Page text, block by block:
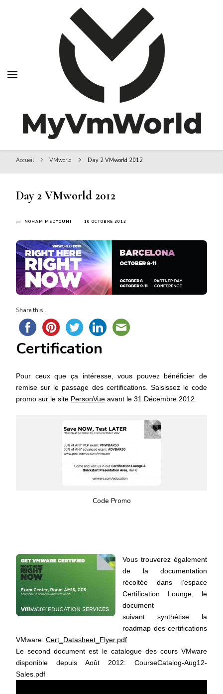
MyVMworld
MyVMworld
Accueil VMworld Day 2 VMworld 2012
Day 2 VMworld 2012
par NOHAM MEDYOUNI 10 OCTOBRE 2012
Share this...
Certification
Pour ceux que ça intéresse, vous pouvez bénéficier de
remise sur le passage des certifications. Saisissez le code
promo sur le site PersonVue avant le 31 Décembre 2012.
Code Promo
Vous trouverez également
de la documentation
récoltée dans l’espace
Certification Lounge, le
document
suivant synthétise la
roadmap des certifications
VMware: Cert_Datasheet_Flyer.pdf
Le second document est le catalogue des cours VMware
disponible depuis Août 2012: CourseCatalog-Aug12-
Sales.pdf